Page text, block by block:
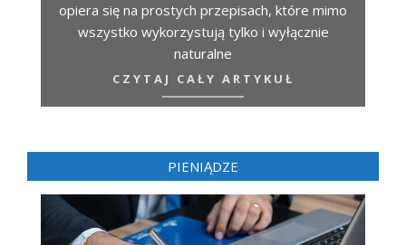
opiera się na prostych przepisach, które mimo
wszystko wykorzystują tylko i wyłącznie
naturalne
CZYTAJ CAŁY ARTYKUŁ
PIENIĄDZE